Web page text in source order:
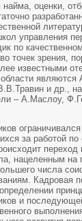
оценки,
управления
по
точек зрения,
известными
являются
и др.,
– А.Маслоу,
за работой по
переход
нацеленным на
числа
Кадровая
и